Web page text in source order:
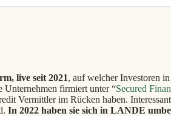
live seit 2021, auf welcher Investoren
Unternehmen firmiert unter “Secured
Vermittler im Rücken haben.
In 2022 haben sie sich in LANDE